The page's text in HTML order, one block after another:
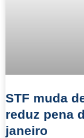
STF muda
reduz pena
janeiro